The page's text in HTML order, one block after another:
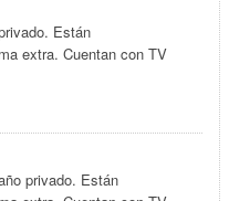
Están
extra. Cuentan con TV
privado. Están